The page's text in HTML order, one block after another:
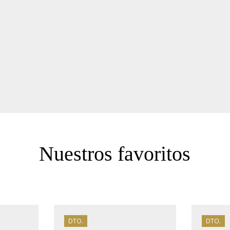
Nuestros favoritos
DTO. DTO.